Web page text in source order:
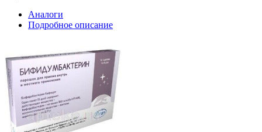
Аналоги
Подробное описание